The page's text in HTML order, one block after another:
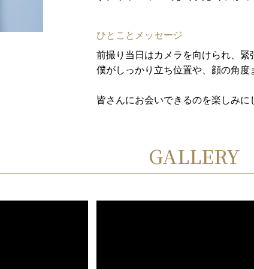
ひとことメッセージ
前撮り当日はカメラを向けられ、緊
僕がしっかり立ち位置や、顔の角度
皆さんにお会いできるのを楽しみに
GALLERY